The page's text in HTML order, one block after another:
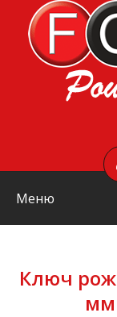
Меню
Ключ
мм